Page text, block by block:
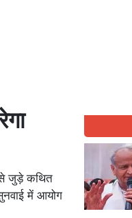
से जुड़े कथित
में आयोग